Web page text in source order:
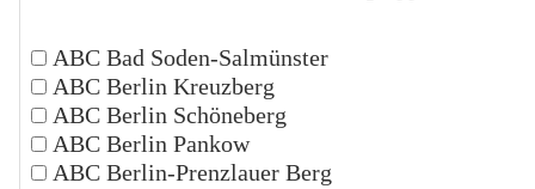
ABC Bad Soden-Salmünster
ABC Berlin Kreuzberg
ABC Berlin Schöneberg
ABC Berlin Pankow
ABC Berlin-Prenzlauer Berg